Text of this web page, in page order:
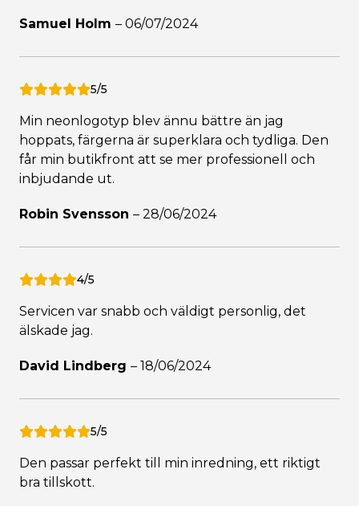
Samuel Holm – 06/07/2024
5/5
Min neonlogotyp blev ännu bättre än jag
hoppats, färgerna är superklara och tydliga. Den
får min butikfront att se mer professionell och
inbjudande ut.
Robin Svensson – 28/06/2024
4/5
Servicen var snabb och väldigt personlig, det
älskade jag.
David Lindberg – 18/06/2024
5/5
Den passar perfekt till min inredning, ett riktigt
bra tillskott.